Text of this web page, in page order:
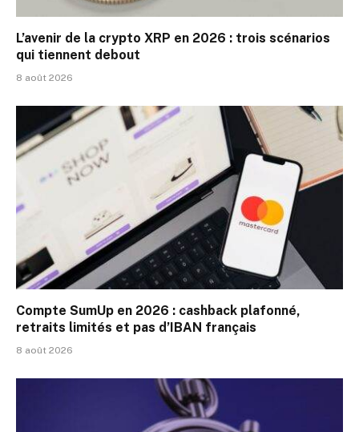
L’avenir de la crypto XRP en 2026 : trois scénarios
qui tiennent debout
8 août 2026
Compte SumUp en 2026 : cashback plafonné,
retraits limités et pas d’IBAN français
8 août 2026